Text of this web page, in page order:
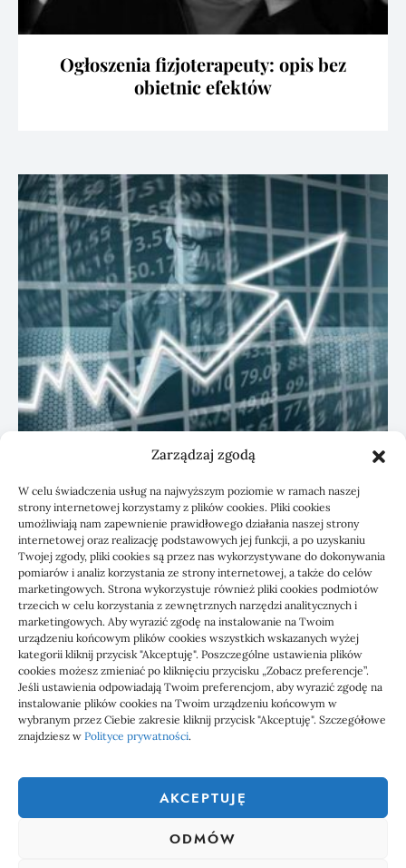
Zarządzaj zgodą
W celu świadczenia usług na najwyższym poziomie w ramach naszej
strony internetowej korzystamy z plików cookies. Pliki cookies
umożliwiają nam zapewnienie prawidłowego działania naszej strony
internetowej oraz realizację podstawowych jej funkcji, a po uzyskaniu
Twojej zgody, pliki cookies są przez nas wykorzystywane do dokonywania
pomiarów i analiz korzystania ze strony internetowej, a także do celów
marketingowych. Strona wykorzystuje również pliki cookies podmiotów
trzecich w celu korzystania z zewnętrznych narzędzi analitycznych i
marketingowych. Aby wyrazić zgodę na instalowanie na Twoim
urządzeniu końcowym plików cookies wszystkich wskazanych wyżej
kategorii kliknij przycisk "Akceptuję". Poszczególne ustawienia plików
cookies możesz zmieniać po kliknięciu przycisku „Zobacz preferencje”.
Jeśli ustawienia odpowiadają Twoim preferencjom, aby wyrazić zgodę na
instalowanie plików cookies na Twoim urządzeniu końcowym w
wybranym przez Ciebie zakresie kliknij przycisk "Akceptuję". Szczegółowe
znajdziesz w Polityce prywatności.
AKCEPTUJĘ
ODMÓW
Ogłoszenia fizjoterapeuty: opis bez
obietnic efektów
KSeF: przygotowanie sp. z o.o. z biurem
rachunkowym
1000 WIADOMOŚCI
1000 Wiadomości to miejsce, gdzie każdy powinien znaleźć coś
ciekawego, coś co go zainteresuje. Dlatego właśnie powstał ten
serwis społecznościowy, aby każdy mógł nie tylko czytać ciekawe
Dołącz do nas już teraz, zarejestruj się i dodawał własne treści na